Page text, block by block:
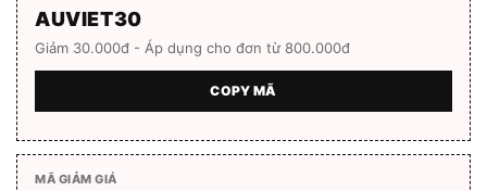
AUVIET30
Giảm 30.000đ - Áp dụng cho đơn từ 800.000đ
COPY MÃ
MÃ GIẢM GIÁ